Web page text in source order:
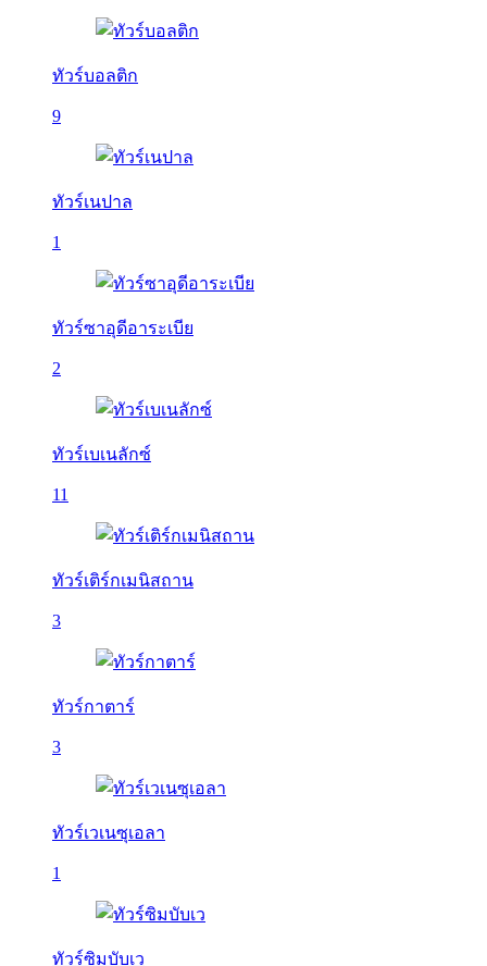
ทัวร์บอลติก
9
ทัวร์เนปาล
1
ทัวร์ซาอุดีอาระเบีย
2
ทัวร์เบเนลักซ์
11
ทัวร์เติร์กเมนิสถาน
3
ทัวร์กาตาร์
3
ทัวร์เวเนซุเอลา
1
ทัวร์ซิมบับเว